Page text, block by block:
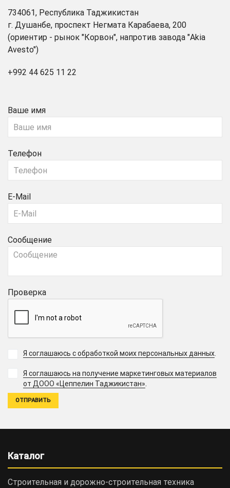
734061, Республика Таджикистан
г. Душанбе, проспект Негмата Карабаева, 200
(ориентир - рынок "Корвон", напротив завода "Akia
Avesto")
+992 44 625 11 22
Ваше имя
Телефон
E-Mail
Сообщение
Проверка
Я соглашаюсь с обработкой моих персональных данных.
Я соглашаюсь на получение маркетинговых материалов
от ДООО «Цеппелин Таджикистан».
Каталог
Строительная и дорожно-cтроительная техника